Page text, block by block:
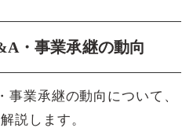
・事業承継の動向
事業承継の動向について、
説します。